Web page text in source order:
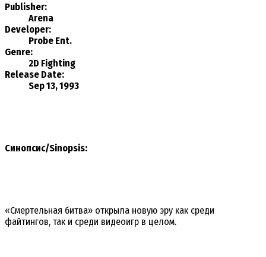
Publisher:
Arena
Developer:
Probe Ent.
Genre:
2D Fighting
Release Date:
Sep 13, 1993
Синопсис/Sinopsis:
«Смертельная битва» открыла новую эру как среди
файтингов, так и среди видеоигр в целом.